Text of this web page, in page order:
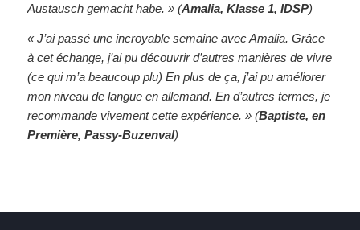
Austausch gemacht habe. » (Amalia, Klasse 1, IDSP)
« J’ai passé une incroyable semaine avec Amalia. Grâce
à cet échange, j’ai pu découvrir d’autres manières de vivre
(ce qui m’a beaucoup plu) En plus de ça, j’ai pu améliorer
mon niveau de langue en allemand. En d’autres termes, je
recommande vivement cette expérience. » (Baptiste, en
Première, Passy-Buzenval)